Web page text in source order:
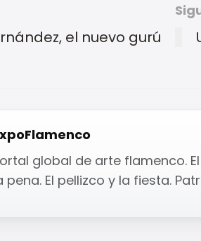
el nuevo gurú
global de arte flamenco.
pena. El pellizco y la fiesta.